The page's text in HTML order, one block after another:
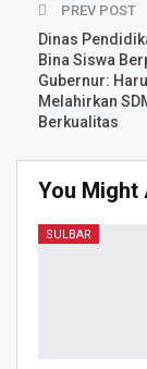
PREV POST
Dinas
Bina Siswa
Gubernur:
Melahirkan
Berkualitas
You Might
SULBAR